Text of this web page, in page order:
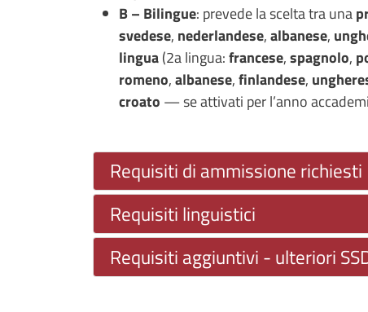
B – Bilingue: prevede la scelta tra una
svedese, nederlandese,albanese,
lingua(2a lingua:francese,spagnolo,
romeno,albanese,finlandese,
croato — se attivati per l’anno
Requisiti di ammissione richiesti
Requisiti linguistici
Requisiti aggiuntivi - ulteriori